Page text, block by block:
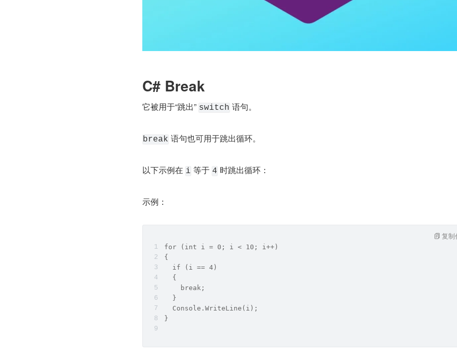
C# Break
它被用于“跳出” switch 语句。
break 语句也可用于跳出循环。
以下示例在 i 等于 4 时跳出循环：
示例：
for (int i = 0; i < 10; i++)
{
  if (i == 4)
  {
    break;
  }
  Console.WriteLine(i);
}
复制